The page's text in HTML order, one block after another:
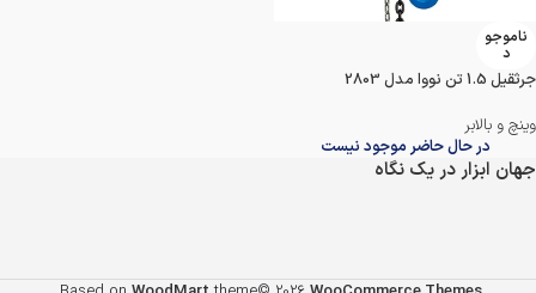
ناموجو
د
جرثقیل 1.5 تن نووا مدل 2803
وینچ و بالابر
در حال حاضر موجود نیست
جهان ابزار در یک نگاه